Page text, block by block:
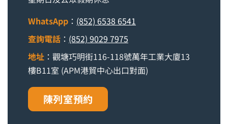
WhatsApp ： (852) 6538 6541
查詢電話 ： (852) 9029 7975
地址 ：觀塘巧明街116-118號萬年工業大廈13
樓B11室 (APM港貿中心出口對面)
陳列室預約